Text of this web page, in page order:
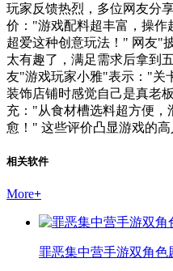
玩家反馈热烈，多位网友分
价："游戏配料超丰富，操作
超爱这种创意玩法！" 网友"
太有趣了，满足需求后拿到
友"游戏玩家小雅"表示："关
装饰店铺时感觉自己是真老
充："从食材槽选料超方便
愈！" 这些评价凸显游戏的高
相关软件
More+
罪恶集中营手游双角色